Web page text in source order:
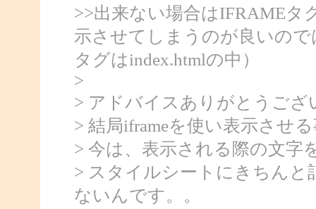
>>出来ない場合はIFRAMEタ
示させてしまうのが良いの
タグはindex.htmlの中）
>
> アドバイスありがとうござ
> 結局iframeを使い表示させ
> 今は、表示される際の文字
> スタイルシートにきちん
ないんです。。